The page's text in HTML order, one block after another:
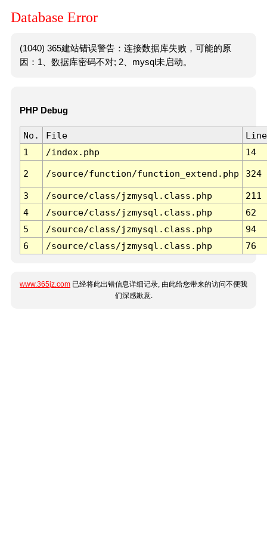
Database Error
(1040) 365建站错误警告：连接数据库失败，可能的原
因：1、数据库密码不对; 2、mysql未启动。
PHP Debug
No. File
Line
1
/index.php 14
2 /source/function/function_extend.php 324
3 /source/class/jzmysql.class.php
211
4
/source/class/jzmysql.class.php
62
5
/source/class/jzmysql.class.php
94
6
/source/class/jzmysql.class.php 76
www.365jz.com 已经将此出错信息详细记录, 由此给您带来的访问不便我
们深感歉意.